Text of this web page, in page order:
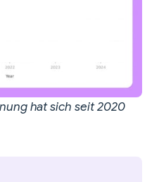
hat sich seit 2020